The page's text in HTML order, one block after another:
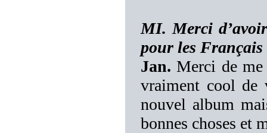
MI. Merci
pour les Français
Jan. Merci de me
vraiment cool de
nouvel album
bonnes choses et